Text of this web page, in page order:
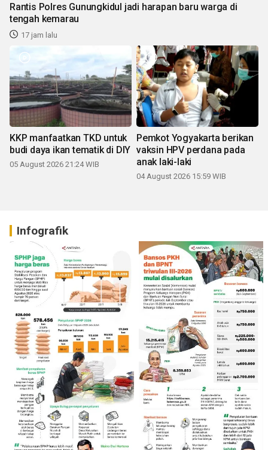
Rantis Polres Gunungkidul jadi harapan baru warga di
tengah kemarau
17 jam lalu
KKP manfaatkan TKD untuk
budi daya ikan tematik di DIY
05 August 2026 21:24 WIB
Pemkot Yogyakarta berikan
vaksin HPV perdana pada
anak laki-laki
04 August 2026 15:59 WIB
Infografik